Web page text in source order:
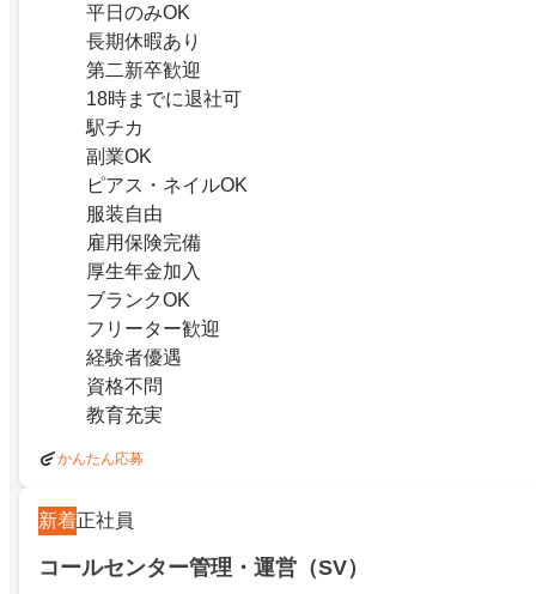
平日のみOK
長期休暇あり
第二新卒歓迎
18時までに退社可
駅チカ
副業OK
ピアス・ネイルOK
服装自由
雇用保険完備
厚生年金加入
ブランクOK
フリーター歓迎
経験者優遇
資格不問
教育充実
かんたん応募
新着正社員
コールセンター管理・運営（SV）